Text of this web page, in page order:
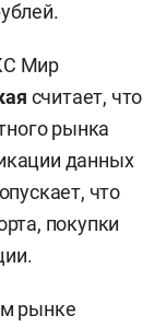
Мир
считает, что
рынка
данных
что
покупки
рынке